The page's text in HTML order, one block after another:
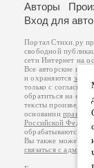
Авторы
Вход для
Портал Стихи.ру
свободной
сети Интернет на
Все авторские
и охраняются
только с согласия
обратиться на его
тексты
основанииправил
Российской
обрабатываются
Вы также можете
связаться с